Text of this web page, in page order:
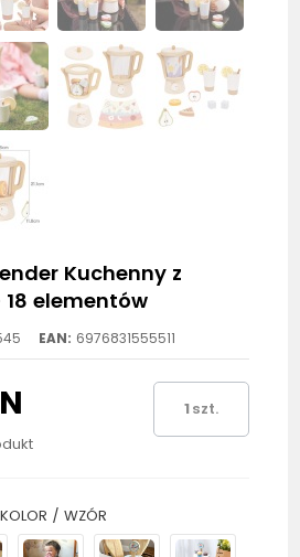
Kuchenny z
elementów
EAN: 6976831555511
szt.
KOLOR / WZÓR